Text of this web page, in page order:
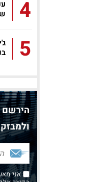
4
5
הירשם
אני